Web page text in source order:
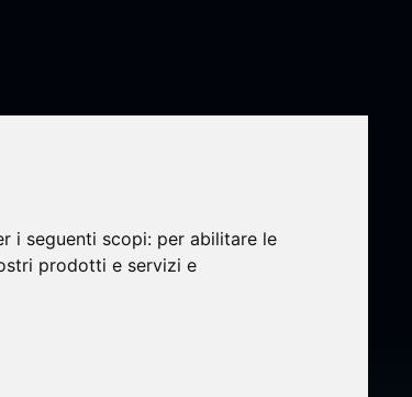
i seguenti scopi: per abilitare le
prodotti e servizi e